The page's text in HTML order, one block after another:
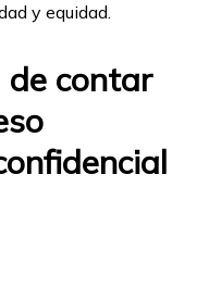
y equidad.
contar